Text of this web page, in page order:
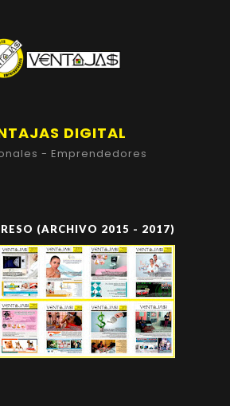
DIGITAL
- Emprendedores
(ARCHIVO 2015 - 2017)